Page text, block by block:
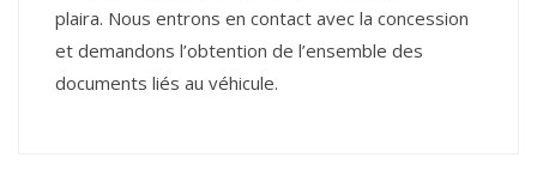
plaira. Nous entrons en contact avec la concession
et demandons l’obtention de l’ensemble des
documents liés au véhicule.